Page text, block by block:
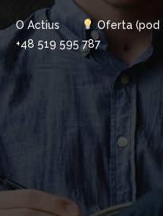
O Actius Oferta (pod
+48 519 595 787